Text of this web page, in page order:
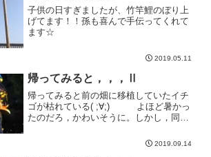
子供の日すぎましたが、竹竿鯉のぼり上
げてます！！孫も喜んで手伝ってくれて
ます☆
2019.05.11
帰ってみると，，，Ⅱ
帰ってみると前の畑に移植していたイチ
ゴが枯れている( ;∀;) よほど暑かっ
たのだろ，かわいそうに。しかし，同じ
2019.09.14